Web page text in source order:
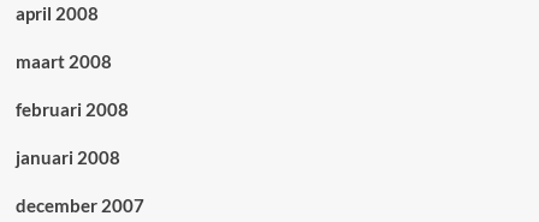
april 2008
maart 2008
februari 2008
januari 2008
december 2007